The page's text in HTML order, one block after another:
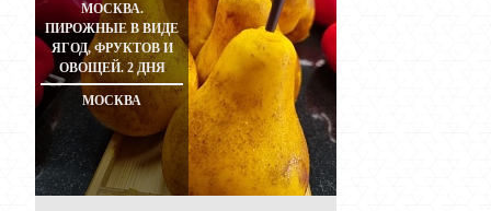
МОСКВА.
ПИРОЖНЫЕ В ВИДЕ
ЯГОД, ФРУКТОВ И
ОВОЩЕЙ. 2 ДНЯ
МОСКВА